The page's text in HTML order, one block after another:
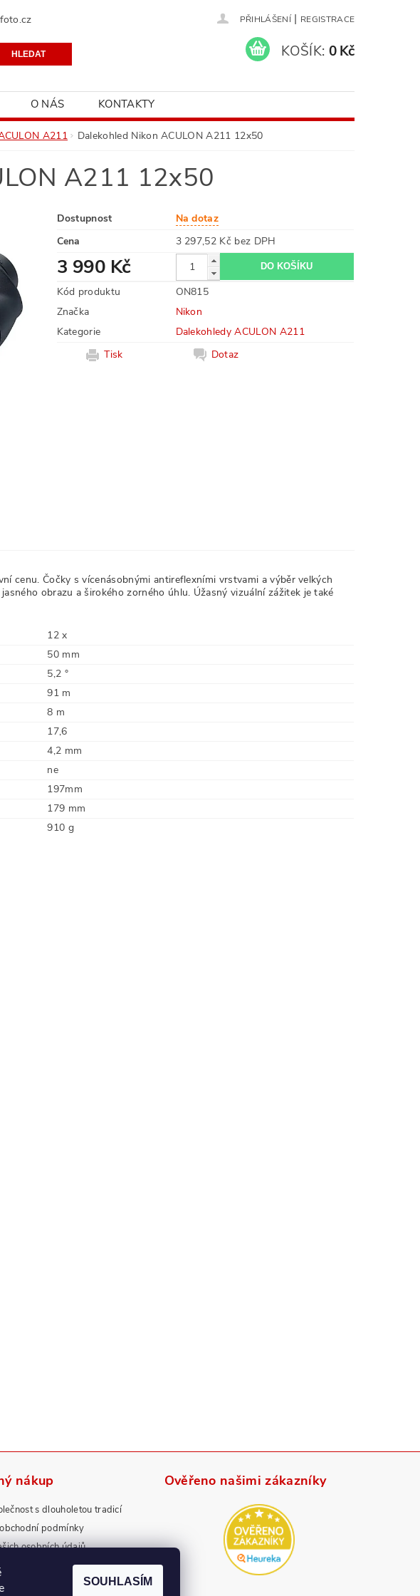
PŘIHLÁŠENÍ | REGISTRACE
KOŠÍK: 0 Kč
O NÁS
KONTAKTY
A211 Dalekohled Nikon ACULON A211 12x50
A211 12x50
Dostupnost
Na dotaz
Cena
3 297,52 Kč bez DPH
3 990 Kč
Kód produktu
ON815
Značka
Nikon
Kategorie
Dalekohledy ACULON A211
Tisk
Dotaz
cenu. Čočky s vícenásobnými antireflexními vrstvami a výběr velkých
obrazu a širokého zorného úhlu. Úžasný vizuální zážitek je také
12 x
50 mm
5,2 °
91 m
8 m
17,6
4,2 mm
ne
197mm
179 mm
910 g
nákup
s dlouholetou tradicí
podmínky
osobních údajů
přísné normy EU
Ověřeno našimi zákazníky
SOUHLASÍM